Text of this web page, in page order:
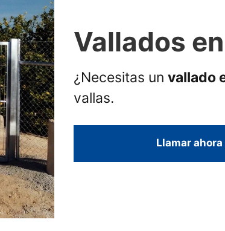
Vallados
¿Necesitas un vallado
vallas.
Llamar